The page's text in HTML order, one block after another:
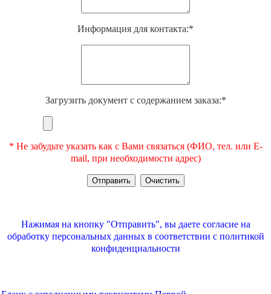
Информация для контакта:*
Загрузить документ с содержанием заказа:*
* Не забудьте указать как с Вами связаться (ФИО, тел. или E-
mail, при необходимости адрес)
Нажимая на кнопку "Отправить", вы даете согласие на
обработку персональных данных в соответствии с политикой
конфиденциальности